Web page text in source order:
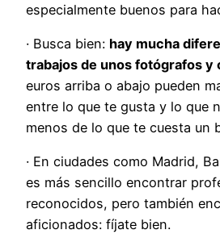
especialmente buenos para
· Busca bien: hay mucha
trabajos de unos fotógrafos y
euros arriba o abajo pueden
entre lo que te gusta y lo que
menos de lo que te cuesta un
· En ciudades como Madrid,
es más sencillo encontrar
reconocidos, pero también
aficionados: fíjate bien.